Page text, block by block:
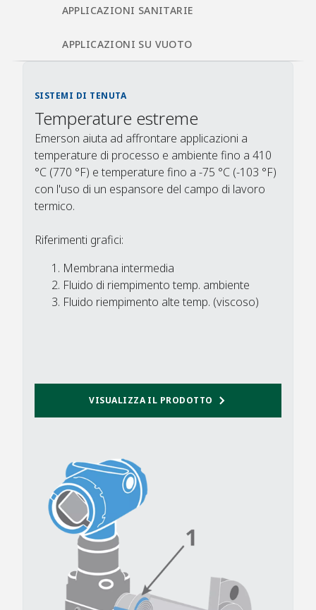
APPLICAZIONI SANITARIE​
APPLICAZIONI SU VUOTO​
SISTEMI DI TENUTA​
Temperature estreme​ ​
Emerson aiuta ad affrontare applicazioni a
temperature di processo e ambiente fino a 410
°C (770 °F) e temperature fino a -75 °C (-103 °F)
con l'uso di un espansore del campo di lavoro
termico.​
Riferimenti grafici:
Membrana intermedia
Fluido di riempimento temp. ambiente
Fluido riempimento alte temp. (viscoso)​
VISUALIZZA IL PRODOTTO​